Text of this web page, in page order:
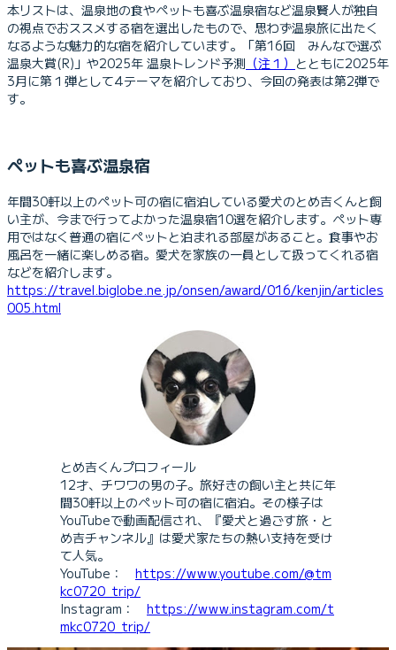
本リストは、温泉地の食やペットも喜ぶ温泉宿など温泉賢人が独自
の視点でおススメする宿を選出したもので、思わず温泉旅に出たく
なるような魅力的な宿を紹介しています。「第16回 みんなで選ぶ
温泉大賞(R)」や2025年 温泉トレンド予測 （注１） とともに2025年
3月に第１弾として4テーマを紹介しており、今回の発表は第2弾で
す。
ペットも喜ぶ温泉宿
年間30軒以上のペット可の宿に宿泊している愛犬のとめ吉くんと飼
い主が、今まで行ってよかった温泉宿10選を紹介します。ペット専
用ではなく普通の宿にペットと泊まれる部屋があること。食事やお
風呂を一緒に楽しめる宿。愛犬を家族の一員として扱ってくれる宿
などを紹介します。
https://travel.biglobe.ne.jp/onsen/award/016/kenjin/articles
005.html
とめ吉くんプロフィール
12才、チワワの男の子。旅好きの飼い主と共に年
間30軒以上のペット可の宿に宿泊。その様子は
YouTubeで動画配信され、『愛犬と過ごす旅・と
め吉チャンネル』は愛犬家たちの熱い支持を受け
て人気。
YouTube： https://www.youtube.com/@tm
kc0720_trip/
Instagram： https://www.instagram.com/t
mkc0720_trip/